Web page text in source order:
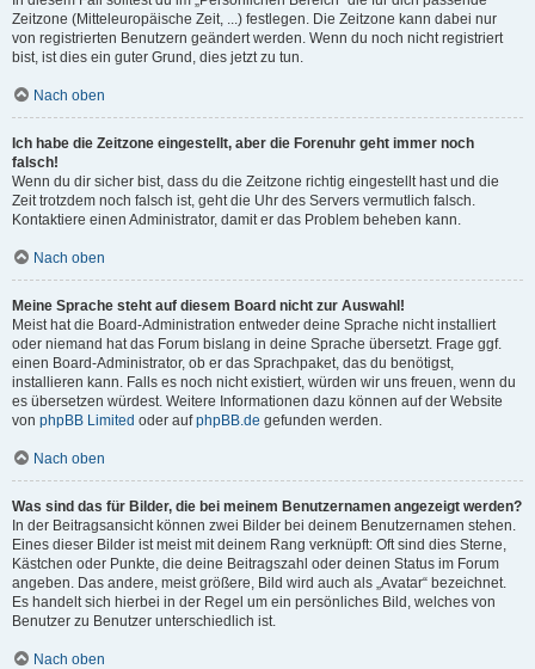
Zeitzone (Mitteleuropäische Zeit, ...) festlegen. Die Zeitzone kann dabei nur
von registrierten Benutzern geändert werden. Wenn du noch nicht registriert
bist, ist dies ein guter Grund, dies jetzt zu tun.
Nach oben
Ich habe die Zeitzone eingestellt, aber die Forenuhr geht immer noch
falsch!
Wenn du dir sicher bist, dass du die Zeitzone richtig eingestellt hast und die
Zeit trotzdem noch falsch ist, geht die Uhr des Servers vermutlich falsch.
Kontaktiere einen Administrator, damit er das Problem beheben kann.
Nach oben
Meine Sprache steht auf diesem Board nicht zur Auswahl!
Meist hat die Board-Administration entweder deine Sprache nicht installiert
oder niemand hat das Forum bislang in deine Sprache übersetzt. Frage ggf.
einen Board-Administrator, ob er das Sprachpaket, das du benötigst,
installieren kann. Falls es noch nicht existiert, würden wir uns freuen, wenn du
es übersetzen würdest. Weitere Informationen dazu können auf der Website
von phpBB Limited oder aufphpBB.de gefunden werden.
Nach oben
Was sind das für Bilder, die bei meinem Benutzernamen angezeigt werden?
In der Beitragsansicht können zwei Bilder bei deinem Benutzernamen stehen.
Eines dieser Bilder ist meist mit deinem Rang verknüpft: Oft sind dies Sterne,
Kästchen oder Punkte, die deine Beitragszahl oder deinen Status im Forum
angeben. Das andere, meist größere, Bild wird auch als „Avatar“ bezeichnet.
Es handelt sich hierbei in der Regel um ein persönliches Bild, welches von
Benutzer zu Benutzer unterschiedlich ist.
Nach oben